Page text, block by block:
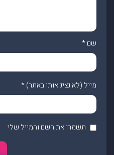
שם*
מייל (לא נציג אותו באתר)*
תשמרו את השם והמייל שלי